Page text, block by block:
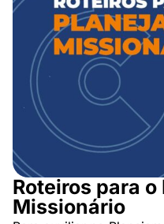
Roteiros para
Missionário